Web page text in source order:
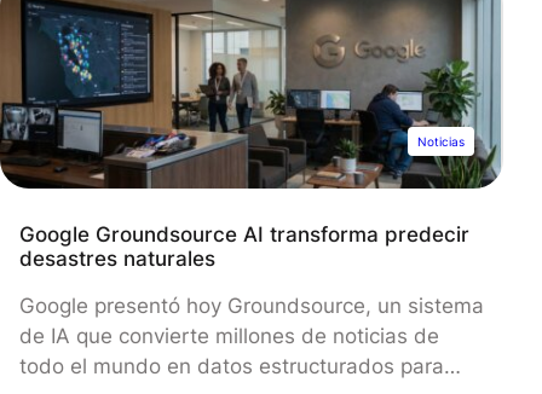
tecnologías web como HTML y SVG,
transformando a Claude de un chatbot
puramente textual en un espacio de trabajo
colaborativo que rivaliza con las ofertas de
OpenAI y Google.
Noticias
Google Groundsource AI transforma predecir
desastres naturales
Google presentó hoy Groundsource, un sistema
de IA que convierte millones de noticias de
todo el mundo en datos estructurados para